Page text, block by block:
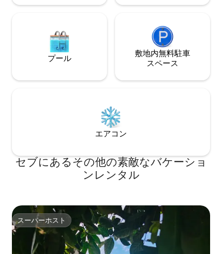
プール
敷地内無料駐⁠車
ス⁠ペ⁠ー⁠ス
エアコン
セブにあるその他の素敵なバケーショ
ンレンタル
スーパーホスト
スーパーホスト